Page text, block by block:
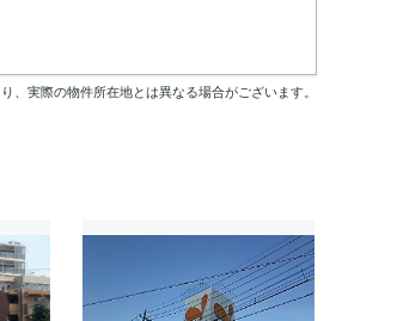
実際の物件所在地とは異なる場合がございます。